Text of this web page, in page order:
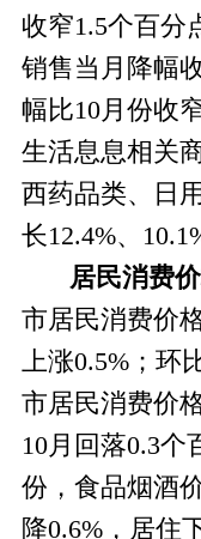
收窄1.5个百分
销售当月降幅
幅比10月份收
生活息息相关
西药品类、日
长12.4%、
居民消费
市居民消费价
上涨0.5%；环
市居民消费价
10月回落0.3个
份，食品烟酒
降0.6%，居住